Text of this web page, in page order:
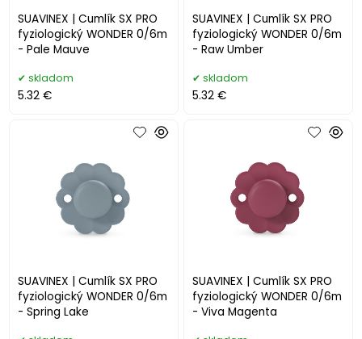
SUAVINEX | Cumlík SX PRO
fyziologický WONDER 0/6m
- Pale Mauve
skladom
5.32 €
SUAVINEX | Cumlík SX PRO
fyziologický WONDER 0/6m
- Raw Umber
skladom
5.32 €
SUAVINEX | Cumlík SX PRO
fyziologický WONDER 0/6m
- Spring Lake
SUAVINEX | Cumlík SX PRO
fyziologický WONDER 0/6m
- Viva Magenta